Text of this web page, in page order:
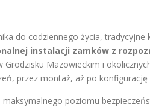
do codziennego życia, tradycyjne
instalacji zamków z
Grodzisku Mazowieckim i
przez montaż, aż po konfigurację
poziomu